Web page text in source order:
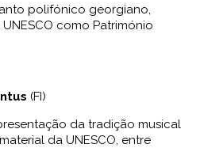
polifónico georgiano,
como Património
(FI)
da tradição musical
da UNESCO, entre